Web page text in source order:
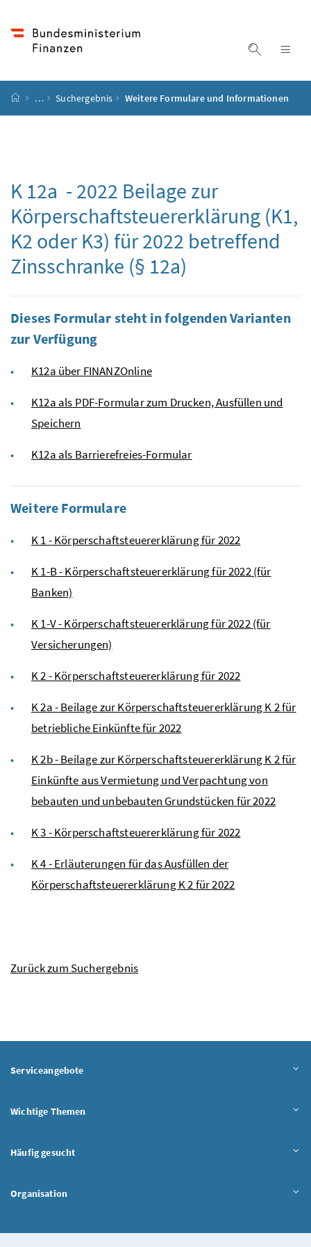
Suche
Startseite
… Suchergebnis Weitere Formulare und Informationen
K 12a - 2022 Beilage zur
Körperschaftsteuererklärung (K1,
K2 oder K3) für 2022 betreffend
Zinsschranke (§ 12a)
Dieses Formular steht in folgenden Varianten
zur Verfügung
K12a über FINANZOnline
K12a als PDF-Formular zum Drucken, Ausfüllen und
Speichern
K12a als Barrierefreies-Formular
Weitere Formulare
K 1 - Körperschaftsteuererklärung für 2022
K 1-B - Körperschaftsteuererklärung für 2022 (für
Banken)
K 1-V - Körperschaftsteuererklärung für 2022 (für
Versicherungen)
K 2 - Körperschaftsteuererklärung für 2022
K 2a - Beilage zur Körperschaftsteuererklärung K 2 für
betriebliche Einkünfte für 2022
K 2b - Beilage zur Körperschaftsteuererklärung K 2 für
Einkünfte aus Vermietung und Verpachtung von
bebauten und unbebauten Grundstücken für 2022
K 3 - Körperschaftsteuererklärung für 2022
K 4 - Erläuterungen für das Ausfüllen der
Körperschaftsteuererklärung K 2 für 2022
Zurück zum Suchergebnis
Serviceangebote
Wichtige Themen
Häufig gesucht
Organisation